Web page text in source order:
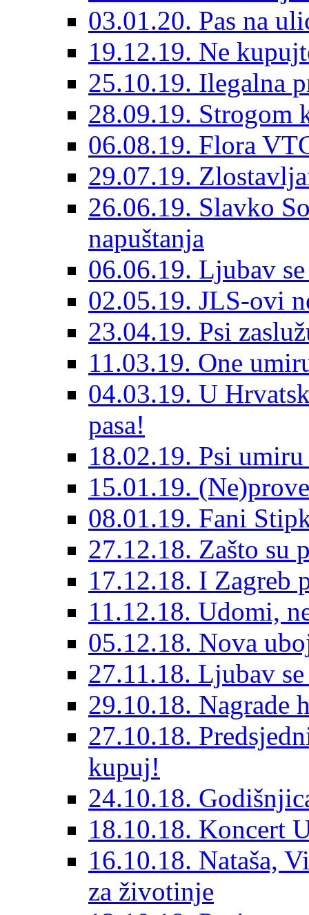
03.01.20. Pas na
19.12.19. Ne
25.10.19. Ilegalna
28.09.19. Strogom
06.08.19. Flora
29.07.19.
26.06.19. Slavko
napuštanja
06.06.19. Ljubav
02.05.19. JLS-ovi
23.04.19. Psi
11.03.19. One
04.03.19. U
pasa!
18.02.19. Psi
15.01.19.
08.01.19. Fani
27.12.18. Zašto su
17.12.18. I Zagreb
11.12.18. Udomi,
05.12.18. Nova
27.11.18. Ljubav
29.10.18. Nagrade
27.10.18.
kupuj!
24.10.18.
18.10.18. Koncert
16.10.18. Nataša,
za životinje